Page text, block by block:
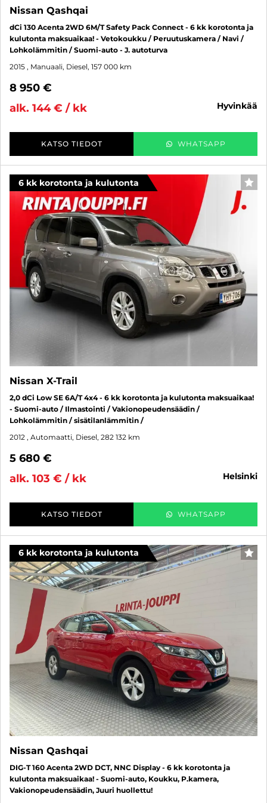
Nissan Qashqai
dCi 130 Acenta 2WD 6M/T Safety Pack Connect - 6 kk korotonta ja
kulutonta maksuaikaa! - Vetokoukku / Peruutuskamera / Navi /
Lohkolämmitin / Suomi-auto - J. autoturva
2015 , Manuaali, Diesel, 157 000 km
8 950 €
alk. 144 € / kk
hyvinkää
KATSO TIEDOT WHATSAPP
6 kk korotonta ja kulutonta
Nissan X-Trail
2,0 dCi Low SE 6A/T 4x4 - 6 kk korotonta ja kulutonta maksuaikaa!
- Suomi-auto / Ilmastointi / Vakionopeudensäädin /
Lohkolämmitin / sisätilanlämmitin /
2012 , Automaatti, Diesel, 282 132 km
5 680 €
alk. 103 € / kk
helsinki
KATSO TIEDOT WHATSAPP
6 kk korotonta ja kulutonta
Nissan Qashqai
DIG-T 160 Acenta 2WD DCT, NNC Display - 6 kk korotonta ja
kulutonta maksuaikaa! - Suomi-auto, Koukku, P.kamera,
Vakionopeudensäädin, Juuri huollettu!